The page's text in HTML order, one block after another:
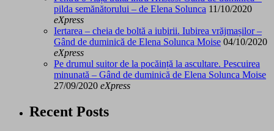
pilda semănătorului – de Elena Solunca 11/10/2020
eXpress
Iertarea – cheia de boltă a iubirii. Iubirea vrăjmașilor –
Gând de duminică de Elena Solunca Moise 04/10/2020
eXpress
Pe drumul suitor de la pocăință la ascultare. Pescuirea
minunată – Gând de duminică de Elena Solunca Moise
27/09/2020 eXpress
Recent Posts